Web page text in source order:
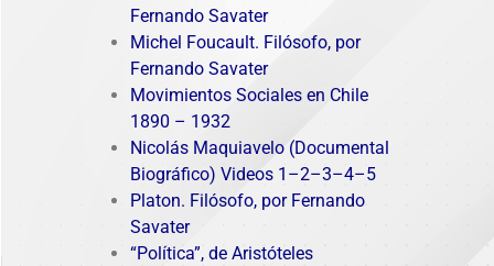
Fernando Savater
Michel Foucault. Filósofo, por
Fernando Savater
Movimientos Sociales en Chile
1890 – 1932
Nicolás Maquiavelo (Documental
Biográfico) Videos 1 –2–3–4–5
Platon. Filósofo, por Fernando
Savater
“Política”, de Aristóteles